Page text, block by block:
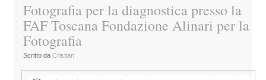
Fotografia per la diagnostica presso la
FAF Toscana Fondazione Alinari per la
Fotografia
Scritto da Cristian